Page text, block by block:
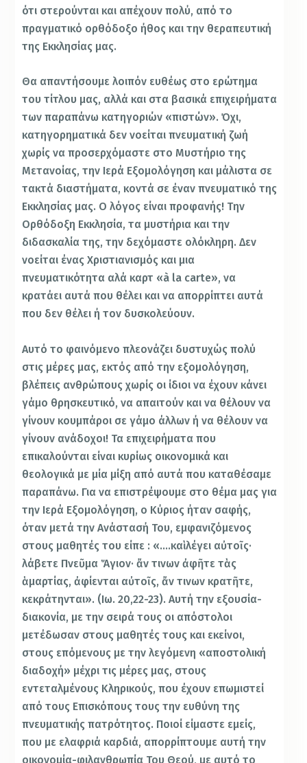
ότι στερούνται και απέχουν πολύ, από το
πραγματικό ορθόδοξο ήθος και την θεραπευτική
της Εκκλησίας μας.
Θα απαντήσουμε λοιπόν ευθέως στο ερώτημα
του τίτλου μας, αλλά και στα βασικά επιχειρήματα
των παραπάνω κατηγοριών «πιστών». Όχι,
κατηγορηματικά δεν νοείται πνευματική ζωή
χωρίς να προσερχόμαστε στο Μυστήριο της
Μετανοίας, την Ιερά Εξομολόγηση και μάλιστα σε
τακτά διαστήματα, κοντά σε έναν πνευματικό της
Εκκλησίας μας. Ο λόγος είναι προφανής! Tην
Ορθόδοξη Εκκλησία, τα μυστήρια και την
διδασκαλία της, την δεχόμαστε ολόκληρη. Δεν
νοείται ένας Χριστιανισμός και μια
πνευματικότητα αλά καρτ «à la carte», να
κρατάει αυτά που θέλει και να απορρίπτει αυτά
που δεν θέλει ή τον δυσκολεύουν.
Αυτό το φαινόμενο πλεονάζει δυστυχώς πολύ
στις μέρες μας, εκτός από την εξομολόγηση,
βλέπεις ανθρώπους χωρίς οι ίδιοι να έχουν κάνει
γάμο θρησκευτικό, να απαιτούν και να θέλουν να
γίνουν κουμπάροι σε γάμο άλλων ή να θέλουν να
γίνουν ανάδοχοι! Τα επιχειρήματα που
επικαλούνται είναι κυρίως οικονομικά και
θεολογικά με μία μίξη από αυτά που καταθέσαμε
παραπάνω. Για να επιστρέψουμε στο θέμα μας για
την Ιερά Εξομολόγηση, ο Κύριος ήταν σαφής,
όταν μετά την Ανάστασή Του, εμφανιζόμενος
στους μαθητές του είπε : «….καὶ λέγει αὐτοῖς·
λάβετε Πνεῦμα Ἅγιον· ἄν τινων ἀφῆτε τὰς
ἁμαρτίας, ἀφίενται αὐτοῖς, ἄν τινων κρατῆτε,
κεκράτηνται». (Ιω. 20,22-23). Αυτή την εξουσία-
διακονία, με την σειρά τους οι απόστολοι
μετέδωσαν στους μαθητές τους και εκείνοι,
στους επόμενους με την λεγόμενη «αποστολική
διαδοχή» μέχρι τις μέρες μας, στους
εντεταλμένους Κληρικούς, που έχουν επωμιστεί
από τους Επισκόπους τους την ευθύνη της
πνευματικής πατρότητος. Ποιοί είμαστε εμείς,
που με ελαφριά καρδιά, απορρίπτουμε αυτή την
οικονομία-φιλανθρωπία Του Θεού, με αυτό το